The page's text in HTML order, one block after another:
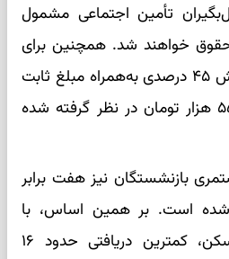
تأمین اجتماعی مشمول
پایه حقوق خواهند شد. همچنین برای
سایر سطوح مزدی، افزایش ۴۵ درصدی به‌همراه مبلغ ثابت
ماهانه یک میلیون و ۵۵۸ هزار تومان در نظر گرفته شده
بازنشستگان نیز هفت برابر
است. بر همین اساس، با
احتساب حق بن و مسکن، کمترین دریافتی حدود ۱۶